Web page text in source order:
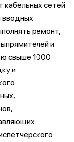
кабельных сетей
ремонт,
и
свыше 1000
и